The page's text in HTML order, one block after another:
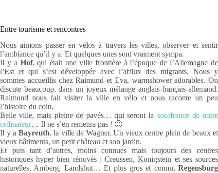
Entre tourisme et rencontres
Nous aimons passer en vélos à travers les villes, observer et sentir
l’ambiance qu’il y a. Et quelques unes sont vraiment sympa.
Il y a Hof, qui était une ville frontière à l’époque de l’Allemagne de
l’Est et qui s’est développée avec l’afflux des migrants. Nous y
sommes accueillis chez Raimund et Eva, warmshower adorables. On
discute beaucoup, dans un joyeux mélange anglais-français-allemand.
Raimund nous fait visiter la ville en vélo et nous raconte un peu
l’histoire du coin.
Belle ville, mais pleine de pavés… qui seront la souffrance de notre
ordinateur… Il ne s’en remettra pas ! 🙁
Il y a Bayreuth, la ville de Wagner. Un vieux centre plein de beaux et
vieux bâtiments, un petit château et son jardin.
Et puis tant d’autres, moins connues mais toujours des centres
historiques hyper bien rénovés : Creussen, Konigstein et ses sources
naturelles, Amberg, Landshut… Et plus gros et connu, Regensburg